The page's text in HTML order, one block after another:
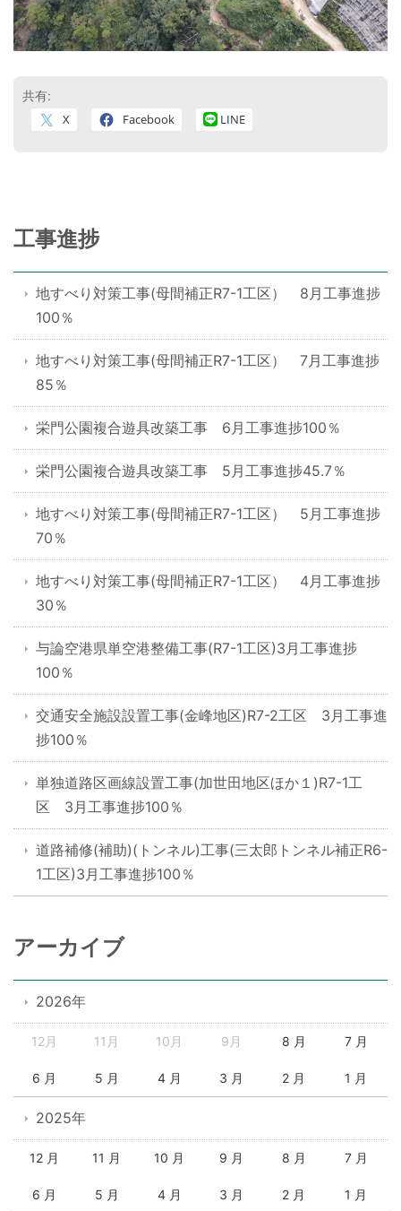
共有:
X Facebook LINE
工事進捗
地すべり対策工事(母間補正R7-1工区） 8月工事進捗
100％
地すべり対策工事(母間補正R7-1工区） 7月工事進捗
85％
栄門公園複合遊具改築工事 6月工事進捗100％
栄門公園複合遊具改築工事 5月工事進捗45.7％
地すべり対策工事(母間補正R7-1工区） 5月工事進捗
70％
地すべり対策工事(母間補正R7-1工区） 4月工事進捗
30％
与論空港県単空港整備工事(R7-1工区)3月工事進捗
100％
交通安全施設設置工事(金峰地区)R7-2工区 3月工事進
捗100％
単独道路区画線設置工事(加世田地区ほか１)R7-1工
区 3月工事進捗100％
道路補修(補助)(トンネル)工事(三太郎トンネル補正R6-
1工区)3月工事進捗100％
アーカイブ
2026年
12月 11月 10月 9月 8 月 7 月
6 月 5 月 4 月 3 月 2 月 1 月
2025年
12 月 11 月 10 月 9 月 8 月 7 月
6 月 5 月 4 月 3 月 2 月 1 月